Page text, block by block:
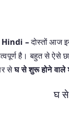
Hindi –दोस्तों आज
है। बहुत से ऐसे
सेघ से शुरू होने वाले
घ से